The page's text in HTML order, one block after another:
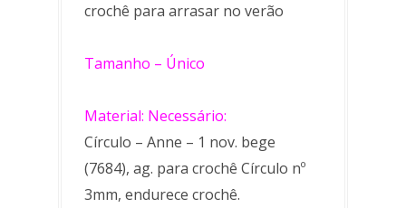
crochê para arrasar no verão
Tamanho – Único
Material: Necessário:
Círculo – Anne – 1 nov. bege
(7684), ag. para crochê Círculo nº
3mm, endurece crochê.